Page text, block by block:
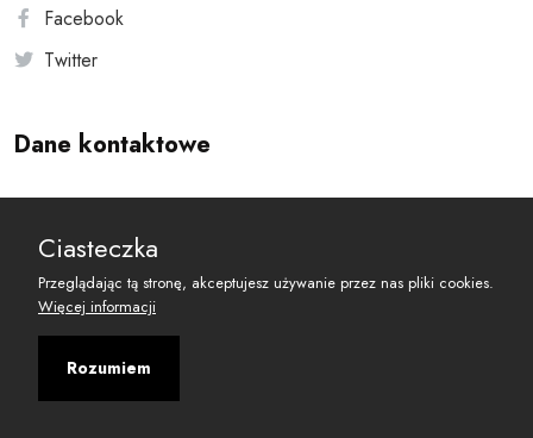
Facebook
Twitter
Dane kontaktowe
reset@resetobywatelski.pl
Ciasteczka
Przeglądając tą stronę, akceptujesz używanie przez nas pliki cookies.
Więcej informacji
Rozumiem